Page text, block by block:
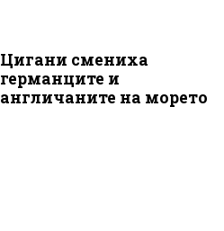
Цигани смениха
германците и
англичаните на морето